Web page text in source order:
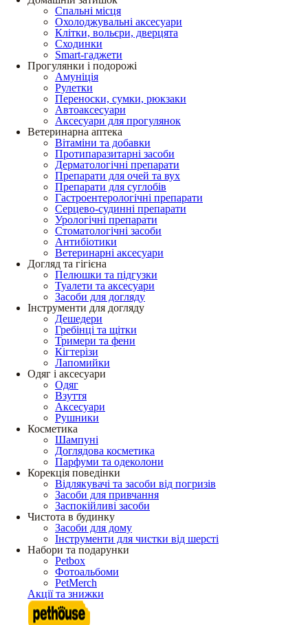
Спальні місця
Охолоджувальні аксесуари
Клітки, вольєри, дверцята
Сходинки
Smart-гаджети
Прогулянки і подорожі
Амуніція
Рулетки
Переноски, сумки, рюкзаки
Автоаксесуари
Аксесуари для прогулянок
Ветеринарна аптека
Вітаміни та добавки
Протипаразитарні засоби
Дерматологічні препарати
Препарати для очей та вух
Препарати для суглобів
Гастроентерологічні препарати
Серцево-судинні препарати
Урологічні препарати
Стоматологічні засоби
Антибіотики
Ветеринарні аксесуари
Догляд та гігієна
Пелюшки та підгузки
Туалети та аксесуари
Засоби для догляду
Інструменти для догляду
Дешедери
Гребінці та щітки
Тримери та фени
Кігтерізи
Лапомийки
Одяг і аксесуари
Одяг
Взуття
Аксесуари
Рушники
Косметика
Шампуні
Доглядова косметика
Парфуми та одеколони
Корекція поведінки
Відлякувачі та засоби від погризів
Засоби для привчання
Заспокійливі засоби
Чистота в будинку
Засоби для дому
Інструменти для чистки від шерсті
Набори та подарунки
Petbox
Фотоальбоми
PetMerch
Акції та знижки